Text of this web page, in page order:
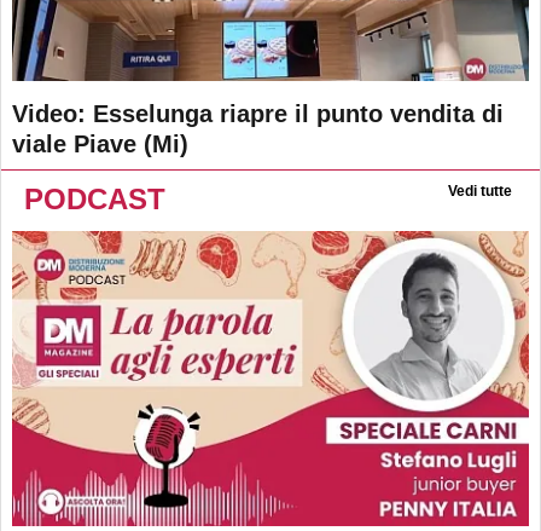
Video: Esselunga riapre il punto vendita di
viale Piave (Mi)
PODCAST Vedi tutte